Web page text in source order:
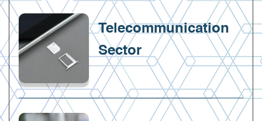
Telecommunication
Sector